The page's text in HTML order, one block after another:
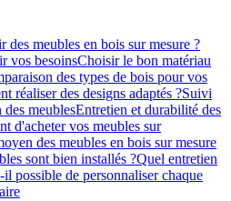
meubles en bois sur mesure ?
vos besoinsChoisir le bon matériau
des types de bois pour vos
réaliser des designs adaptés ?Suivi
meublesEntretien et durabilité des
d'acheter vos meubles sur
des meubles en bois sur mesure
sont bien installés ?Quel entretien
il possible de personnaliser chaque